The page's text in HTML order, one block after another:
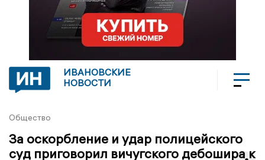
ИВАНОВСКИЕ
НОВОСТИ
Общество
За оскорбление и удар полицейского
суд приговорил вичугского дебошира к